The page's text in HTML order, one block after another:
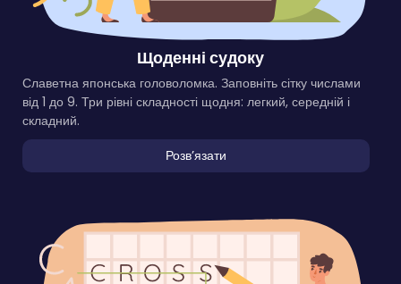
Щоденні судоку
Славетна японська головоломка. Заповніть сітку числами
від 1 до 9. Три рівні складності щодня: легкий, середній і
складний.
Розвʼязати